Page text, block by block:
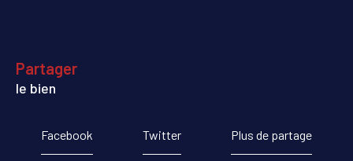
partager
le bien
Facebook Twitter Plus de partage